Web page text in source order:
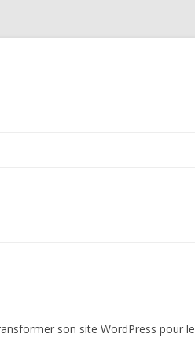
son site WordPress pour le